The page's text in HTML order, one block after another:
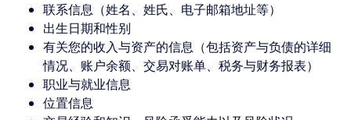
联系信息（姓名、姓氏、电子邮箱地址等）
出生日期和性别
有关您的收入与资产的信息（包括资产与负债的详细
情况、账户余额、交易对账单、税务与财务报表）
职业与就业信息
位置信息